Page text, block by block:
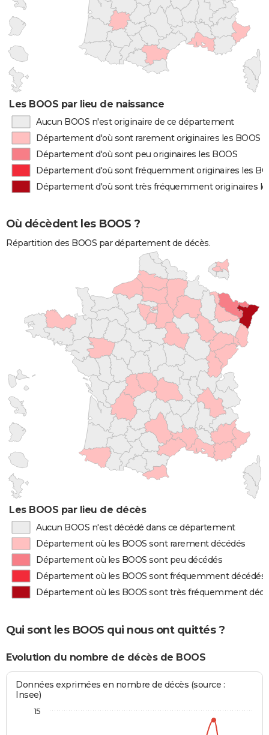
Les BOOS par lieu de naissance
Aucun BOOS n'est originaire de ce département
Département d'où sont rarement originaires les BOOS
Département d'où sont peu originaires les BOOS
Département d'où sont fréquemment originaires les
Département d'où sont très fréquemment originaires
Où décèdent les BOOS ?
Répartition des BOOS par département de décès.
Les BOOS par lieu de décès
Aucun BOOS n'est décédé dans ce département
Département où les BOOS sont rarement décédés
Département où les BOOS sont peu décédés
Département où les BOOS sont fréquemment décédés
Département où les BOOS sont très fréquemment
Qui sont les BOOS qui nous ont quittés ?
Evolution du nombre de décès de BOOS
Données exprimées en nombre de décès (source :
Insee)
15